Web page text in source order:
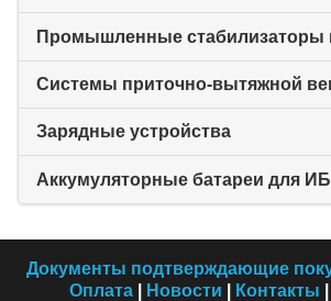
Зарядные устройства
Аккумуляторные батареи для
Документы подтверждающие
Оплата
Новости Контакты